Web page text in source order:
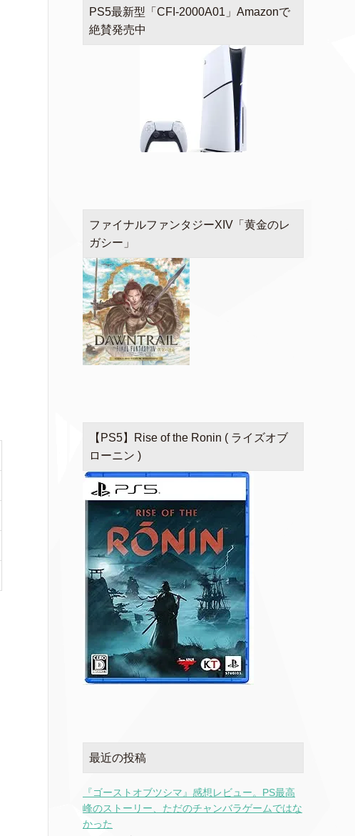
PS5最新型「CFI-2000A01」Amazonで
絶賛発売中
ファイナルファンタジーXIV「黄金のレ
ガシー」
【PS5】Rise of the Ronin ( ライズオブ
ローニン )
最近の投稿
『ゴーストオブツシマ』感想レビュー。PS最高
峰のストーリー、ただのチャンバラゲームではな
かった